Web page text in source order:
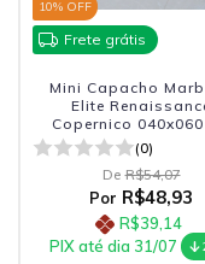
10% OFF
Frete grátis
Mini Capacho
Elite
Copernico 040x060
(0)
De R$54,07
Por R$48,93
R$39,14
PIX até dia 31/07